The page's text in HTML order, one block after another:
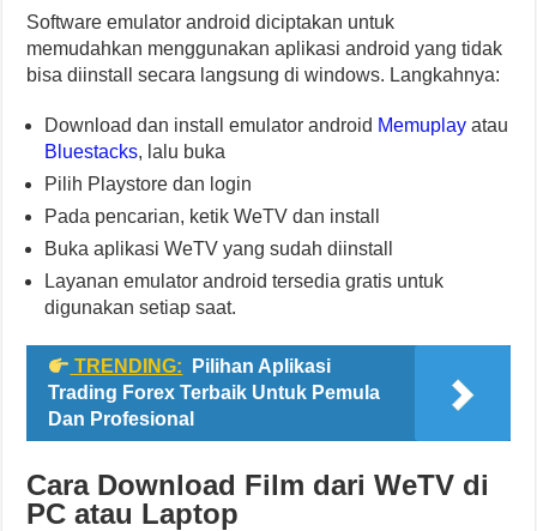
Software emulator android diciptakan untuk
memudahkan menggunakan aplikasi android yang tidak
bisa diinstall secara langsung di windows. Langkahnya:
Download dan install emulator android Memuplay atau
Bluestacks, lalu buka
Pilih Playstore dan login
Pada pencarian, ketik WeTV dan install
Buka aplikasi WeTV yang sudah diinstall
Layanan emulator android tersedia gratis untuk
digunakan setiap saat.
TRENDING:
Pilihan Aplikasi
Trading Forex Terbaik Untuk Pemula
Dan Profesional
Cara Download Film dari WeTV di
PC atau Laptop